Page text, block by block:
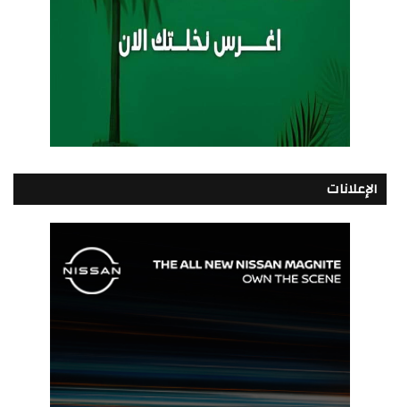
الإعلانات